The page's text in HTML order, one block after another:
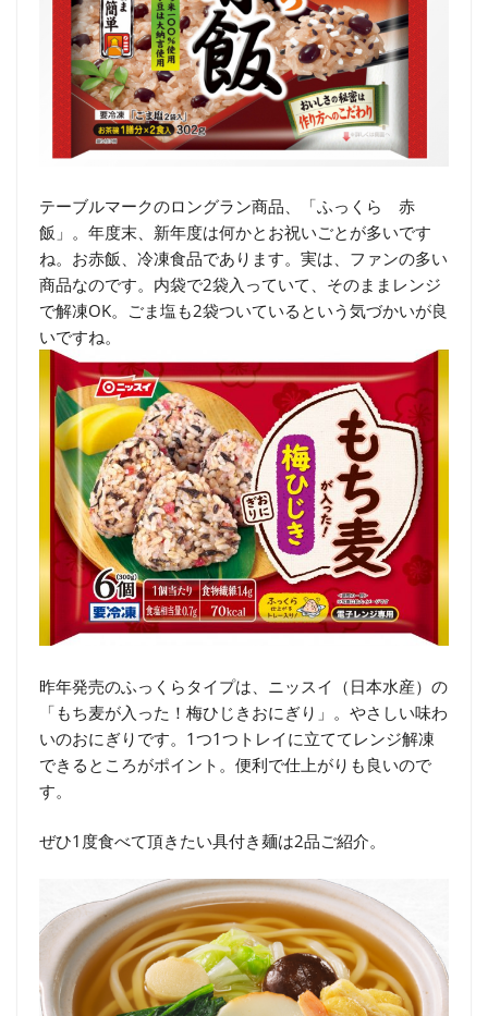
テーブルマークのロングラン商品、「ふっくら 赤
飯」。年度末、新年度は何かとお祝いごとが多いです
ね。お赤飯、冷凍食品であります。実は、ファンの多い
商品なのです。内袋で2袋入っていて、そのままレンジ
で解凍OK。ごま塩も2袋ついているという気づかいが良
いですね。
昨年発売のふっくらタイプは、ニッスイ（日本水産）の
「もち麦が入った！梅ひじきおにぎり」。やさしい味わ
いのおにぎりです。1つ1つトレイに立ててレンジ解凍
できるところがポイント。便利で仕上がりも良いので
す。
ぜひ1度食べて頂きたい具付き麺は2品ご紹介。